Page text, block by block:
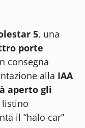
5, una
porte
consegna
alla IAA
aperto gli
listino
il “halo car”